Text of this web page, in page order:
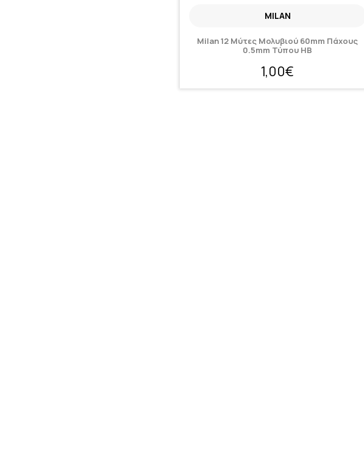
MILAN
Milan 12 Μύτες Μολυβιού 60mm Πάχους
0.5mm Τύπου ΗB
1,00€